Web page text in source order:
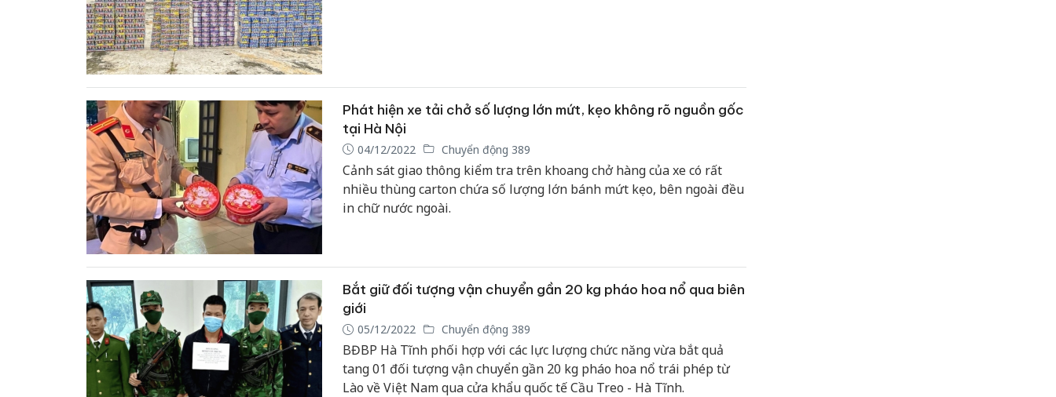
Phát hiện xe tải chở số lượng lớn mứt, kẹo không rõ nguồn gốc
tại Hà Nội
04/12/2022 Chuyển động 389
Cảnh sát giao thông kiểm tra trên khoang chở hàng của xe có rất
nhiều thùng carton chứa số lượng lớn bánh mứt kẹo, bên ngoài đều
in chữ nước ngoài.
Bắt giữ đối tượng vận chuyển gần 20 kg pháo hoa nổ qua biên
giới
05/12/2022 Chuyển động 389
BĐBP Hà Tĩnh phối hợp với các lực lượng chức năng vừa bắt quả
tang 01 đối tượng vận chuyển gần 20 kg pháo hoa nổ trái phép từ
Lào về Việt Nam qua cửa khẩu quốc tế Cầu Treo - Hà Tĩnh.